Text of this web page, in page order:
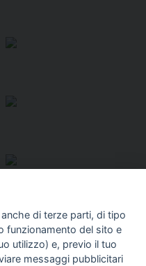
di terze parti, di tipo
funzionamento del sito e
utilizzo) e, previo il tuo
messaggi pubblicitari